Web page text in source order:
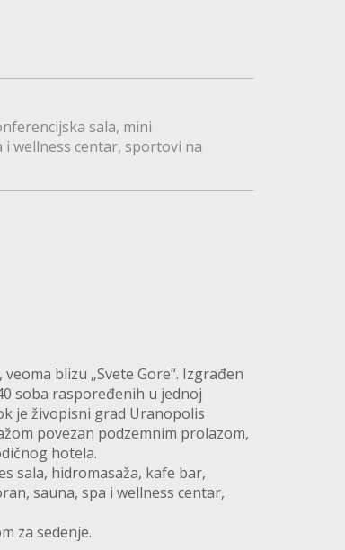
sala mini
i wellness centar sportovi na
blizu „Svete Gore“. Izgrađen
soba raspoređenih u jednoj
je živopisni grad Uranopolis
povezan podzemnim prolazom,
hotela.
sala, hidromasaža, kafe bar,
sauna, spa i wellness centar,
za sedenje.